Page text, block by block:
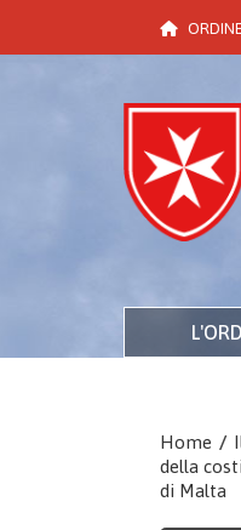
Home /
della
di Malta